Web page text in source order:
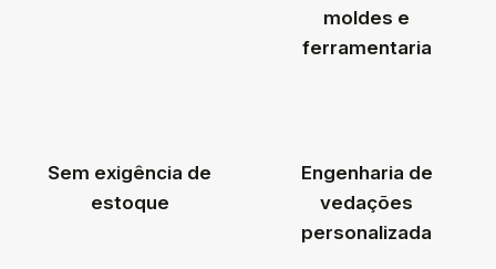
moldes e
ferramentaria
Sem exigência de
estoque
Engenharia de
vedações
personalizada